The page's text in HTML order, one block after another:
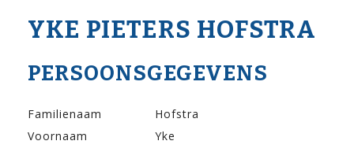
YKE PIETERS HOFSTRA
PERSOONSGEGEVENS
Familienaam
Hofstra
Voornaam
Yke